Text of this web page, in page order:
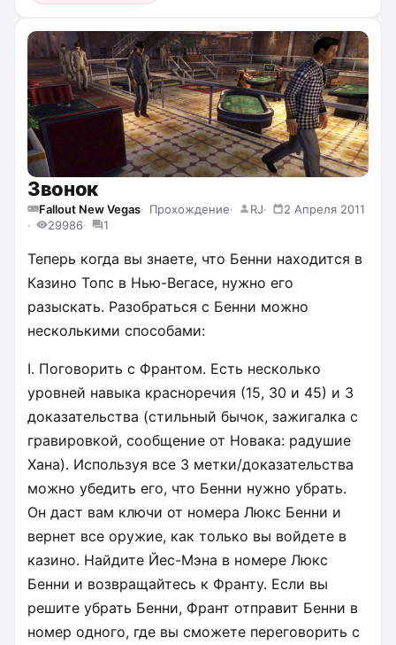
Звонок
Fallout New Vegas Прохождение RJ
2 Апреля 2011
29986
1
Теперь когда вы знаете, что Бенни находится в
Казино Топс в Нью-Вегасе, нужно его
разыскать. Разобраться с Бенни можно
несколькими способами:
I. Поговорить с Франтом. Есть несколько
уровней навыка красноречия (15, 30 и 45) и 3
доказательства (стильный бычок, зажигалка с
гравировкой, сообщение от Новака: радушие
Хана). Используя все 3 метки/доказательства
можно убедить его, что Бенни нужно убрать.
Он даст вам ключи от номера Люкс Бенни и
вернет все оружие, как только вы войдете в
казино. Найдите Йес-Мэна в номере Люкс
Бенни и возвращайтесь к Франту. Если вы
решите убрать Бенни, Франт отправит Бенни в
номер одного, где вы сможете переговорить с